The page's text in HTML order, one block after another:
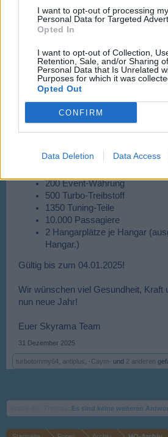
I want to opt-out of processing my
Personal Data for Targeted
Opted In
I want to opt-out of Collection,
Retention, Sale, and/or Sharing
Personal Data that Is Unrelated
Purposes for which it was
Opted Out
CONFIRM
Data Deletion Data Access
Liebe Flughafenmanager,
das Team von Skyrama wünscht
neues Jahr!
Bonuscode:
200 Event-Währung
500 Turbo-Treibstoff
1350 Tuning-Teile
10.000 Passagiere
2 Hangarplätze je Hangar
Hangar.)
Gültig bis zum 04.01.2025!
Wir wünschen viel Gesundheit, Kraft
nun neue Jahr!
Euer Skyrama Team​
31 Dezember 2025
turbotommy64 antiplus -Caym- und 2 anderen
Es sind keine weiteren